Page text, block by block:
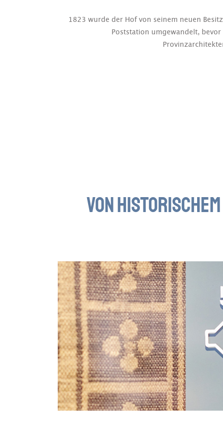
1823 wurde der Hof von seinem neuen
Poststation umgewandelt,
VON